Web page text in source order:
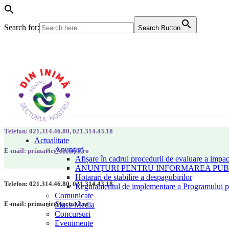
Search for: Search Button
Actualitate
Anunțuri
Afișare în cadrul procedurii de evaluare a
ANUNȚURI PENTRU INFORMAREA
Hotarari de stabilire a despagubirilor
Regulamentul de implementare a Programului
Comunicate
Mass-Media
Concursuri
Evenimente
Telefon: 021.314.46.80, 021.314.43.18
E-mail: primarie@sector5.ro
Telefon: 021.314.46.80, 021.314.43.18
E-mail: primarie@sector5.ro